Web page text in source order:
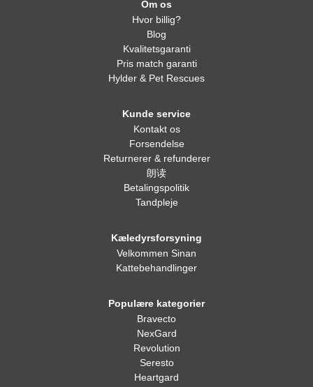
Om os
Hvor billig?
Blog
Kvalitetsgaranti
Pris match garanti
Hylder & Pet Rescues
Kunde service
Kontakt os
Forsendelse
Returnerer & refunderer
朗读
Betalingspolitik
Tandpleje
Kæledyrsforsyning
Velkommen Sinan
Kattebehandlinger
Populære kategorier
Bravecto
NexGard
Revolution
Seresto
Heartgard